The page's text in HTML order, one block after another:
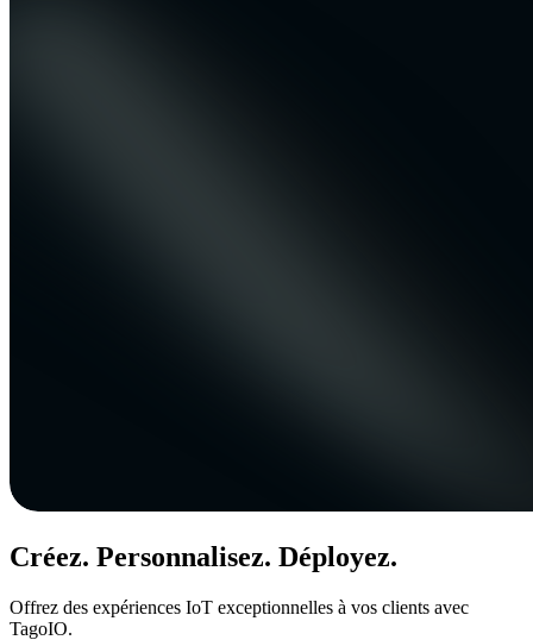
Créez. Personnalisez. Déployez.
Offrez des expériences IoT exceptionnelles à vos clients avec
TagoIO.